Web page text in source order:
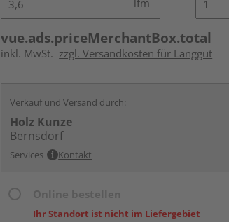
lfm
vue.ads.priceMerchantBox.total
inkl. MwSt. zzgl. Versandkosten für Langgut
Verkauf und Versand durch:
Holz Kunze
Bernsdorf
Services Kontakt
Ihr Standort ist nicht im Liefergebiet